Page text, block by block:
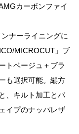
カーボンファイ
ナーライニングに
MICROCUT」ブ
トベージュ＋ブラ
も選択可能。縦方
、キルト加工とパ
イプのナッパレザ